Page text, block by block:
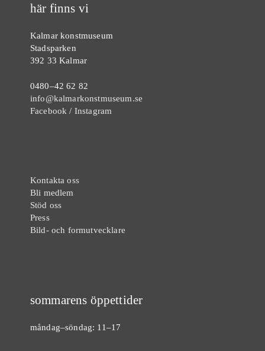
här finns vi
Kalmar konstmuseum
Stadsparken
392 33 Kalmar
0480–42 62 82
info@kalmarkonstmuseum.se
Facebook / Instagram
Kontakta oss
Bli medlem
Stöd oss
Press
Bild- och formutvecklare
sommarens öppettider
måndag–söndag: 11–17